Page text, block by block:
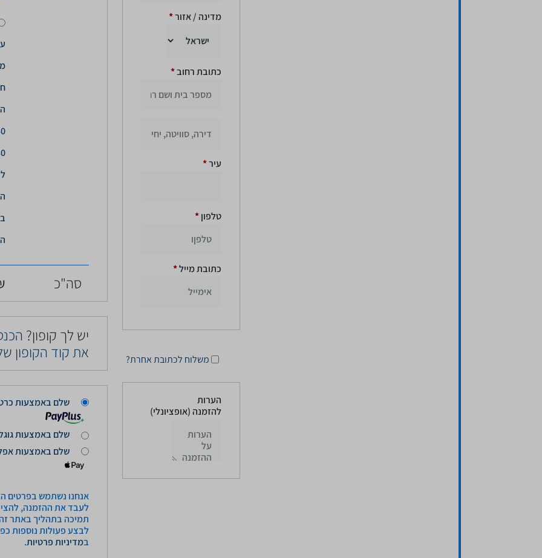
מדינה / אזור*
כתובת רחוב*
עיר*
טלפון*
כתובת מייל*
משלוח לכתובת אחרת?
הערות
להזמנה (אופציונלי)
סה"כ
יש לך קופון?
את קוד הקופון
שלם באמצעות
שלם באמצעות
שלם באמצעות
אנחנו נשתמש בפרטים
לעבד את ההזמנה,
תמיכה בתהליך באתר זה
לבצע פעולות נוספות
במדיניות פרטיות.